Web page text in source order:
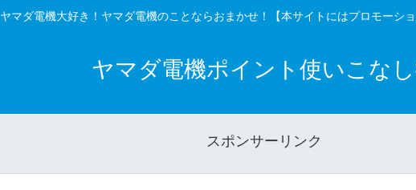
ヤマダ電機大好き！ヤマダ電機のことならおまかせ！【本サイトにはプロモーショ
ヤマダ電機ポイント使いこな
スポンサーリンク